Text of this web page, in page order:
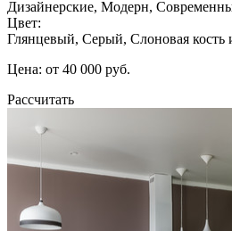
Дизайнерские, Модерн,
Цвет:
Глянцевый, Серый, Слоновая кость
Цена: от 40 000 руб.
Рассчитать